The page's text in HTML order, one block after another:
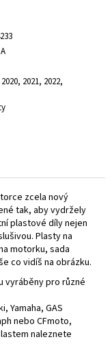
2021, 2022,
zcela nový
tak, aby vydržely
plastové díly nejen
Plasty na
motorku, sada
co vidíš na obrázku.
vyráběny pro různé
, Yamaha, GAS
nebo CFmoto,
naleznete